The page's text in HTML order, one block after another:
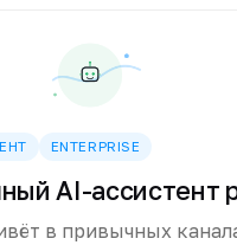
ENTERPRISE
AI-ассистент
в привычных